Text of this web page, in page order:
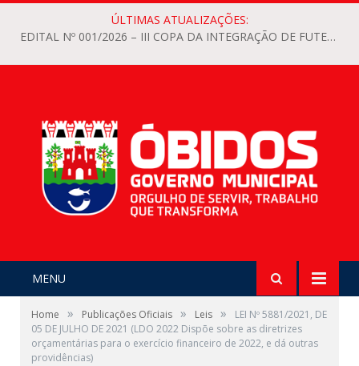
ÚLTIMAS ATUALIZAÇÕES:
EDITAL Nº 001/2026 – III COPA DA INTEGRAÇÃO DE FUTEBOL FEMININO 2026 DO MUNICÍPIO DE ÓBIDOS
MENU
Home » Publicações Oficiais » Leis »
LEI Nº 5881/2021, DE
05 DE JULHO DE 2021 (LDO 2022 Dispõe sobre as diretrizes
orçamentárias para o exercício financeiro de 2022, e dá outras
providências)